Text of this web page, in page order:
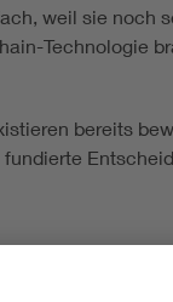
weil sie noch
Technologie
bereits